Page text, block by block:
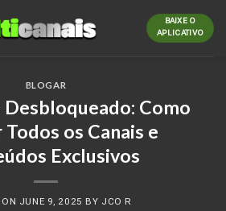
BAIXE O
APLICATIVO
BLOGAR
Como
os Canais e
Exclusivos
JUNE 9, 2025 BY JCO R